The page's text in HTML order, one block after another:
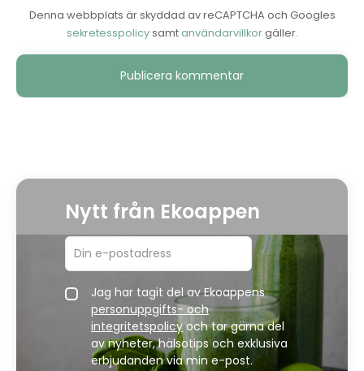
Denna webbplats är skyddad av reCAPTCHA och Googles
sekretesspolicysamtanvändarvillkorgäller.
Alternative:
Nytt från Ekoappen
Jag har tagit del av Ekoappens
personuppgifts- och
integritetspolicyoch tar gärna del
av nyheter, hälsotips och exklusiva
erbjudanden via min e-post.